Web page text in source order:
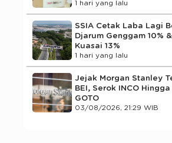
1 hari yang lalu
SSIA Cetak Laba Lagi
Djarum Genggam 10%
Kuasai 13%
1 hari yang lalu
Jejak Morgan Stanley
BEI, Serok INCO
GOTO
03/08/2026, 21:29 WIB